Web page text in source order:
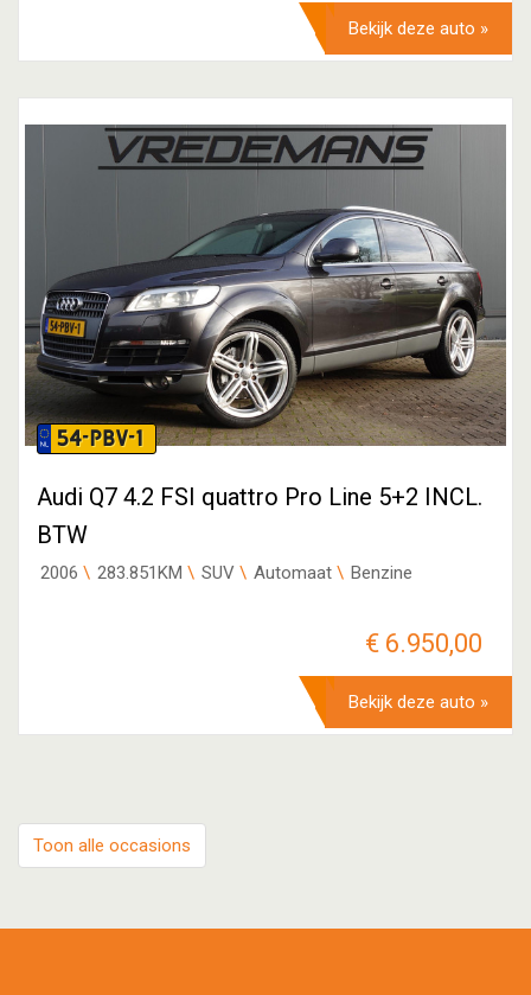
Bekijk deze auto »
54-PBV-1
Audi Q7 4.2 FSI quattro Pro Line 5+2 INCL.
BTW
2006 283.851KM SUV Automaat Benzine
€ 6.950,00
Bekijk deze auto »
Toon alle occasions